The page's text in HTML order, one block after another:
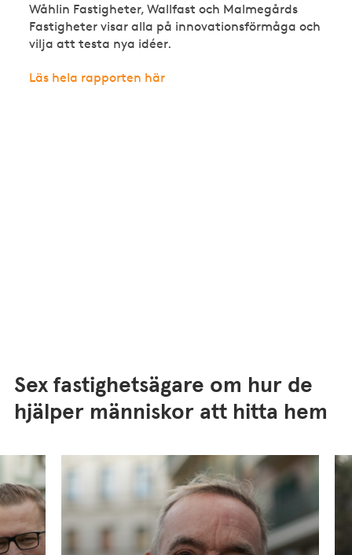
Wåhlin Fastigheter, Wallfast och Malmegårds
Fastigheter visar alla på innovationsförmåga och
vilja att testa nya idéer.
Läs hela rapporten här
Sex fastighetsägare om hur de
hjälper människor att hitta hem